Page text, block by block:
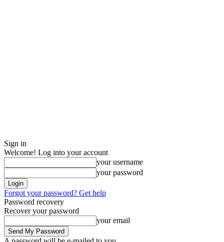
Sign in
Welcome! Log into your account
your username
your password
Forgot your password? Get help
Password recovery
Recover your password
your email